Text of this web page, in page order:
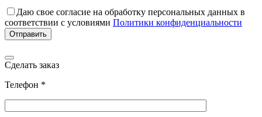
Даю свое согласие на обработку персональных данных в
соответствии с условиями Политики конфиденциальности
Сделать заказ
Телефон *